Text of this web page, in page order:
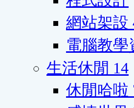
網站架設
電腦教學
生活休閒 14
休閒哈啦